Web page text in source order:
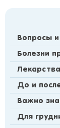
Вопросы
Болезни
До и
Важно
Для